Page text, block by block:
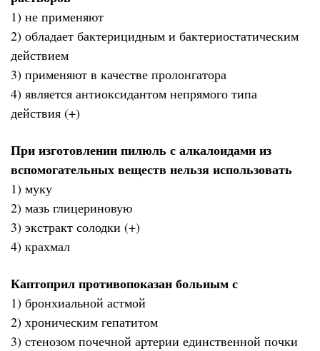
1) не применяют
2) обладает бактерицидным и бактериостатическим
действием
3) применяют в качестве пролонгатора
4) является антиоксидантом непрямого типа
действия (+)
При изготовлении пилюль с алкалоидами из
вспомогательных веществ нельзя использовать
1) муку
2) мазь глицериновую
3) экстракт солодки (+)
4) крахмал
Каптоприл противопоказан больным с
1) бронхиальной астмой
2) хроническим гепатитом
3) стенозом почечной артерии единственной почки